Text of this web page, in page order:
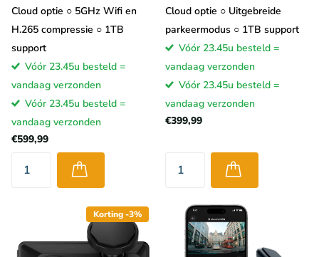
Cloud optie ○ 5GHz Wifi en
H.265 compressie ○ 1TB
support
Vóór 23.45u besteld =
vandaag verzonden
Vóór 23.45u besteld =
vandaag verzonden
€599,99
Cloud optie ○ Uitgebreide
parkeermodus ○ 1TB support
Vóór 23.45u besteld =
vandaag verzonden
Vóór 23.45u besteld =
vandaag verzonden
€399,99
Korting -3%